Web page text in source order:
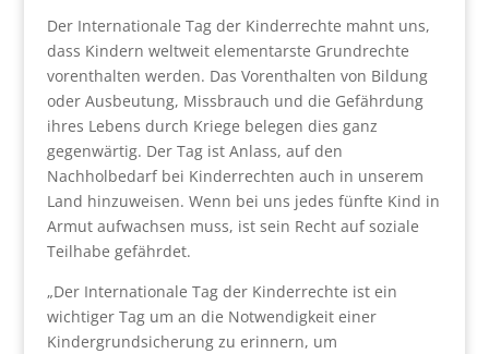
Der Internationale Tag der Kinderrechte mahnt uns,
dass Kindern weltweit elementarste Grundrechte
vorenthalten werden. Das Vorenthalten von Bildung
oder Ausbeutung, Missbrauch und die Gefährdung
ihres Lebens durch Kriege belegen dies ganz
gegenwärtig. Der Tag ist Anlass, auf den
Nachholbedarf bei Kinderrechten auch in unserem
Land hinzuweisen. Wenn bei uns jedes fünfte Kind in
Armut aufwachsen muss, ist sein Recht auf soziale
Teilhabe gefährdet.
„Der Internationale Tag der Kinderrechte ist ein
wichtiger Tag um an die Notwendigkeit einer
Kindergrundsicherung zu erinnern, um